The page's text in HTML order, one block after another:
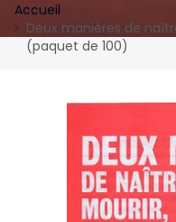
Accueil
Deux manières de
(paquet de 100)